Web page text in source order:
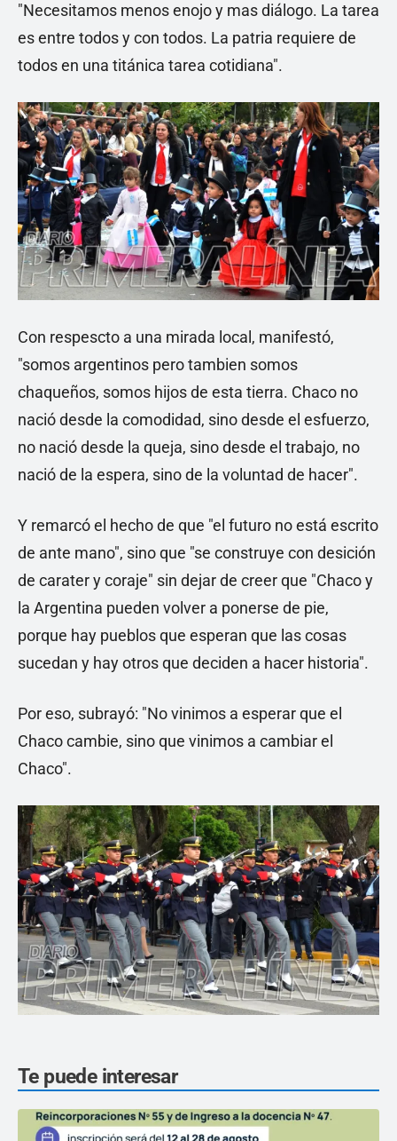
"Necesitamos menos enojo y mas diálogo. La tarea
es entre todos y con todos. La patria requiere de
todos en una titánica tarea cotidiana".
Con respescto a una mirada local, manifestó,
"somos argentinos pero tambien somos
chaqueños, somos hijos de esta tierra. Chaco no
nació desde la comodidad, sino desde el esfuerzo,
no nació desde la queja, sino desde el trabajo, no
nació de la espera, sino de la voluntad de hacer".
Y remarcó el hecho de que "el futuro no está escrito
de ante mano", sino que "se construye con desición
de carater y coraje" sin dejar de creer que "Chaco y
la Argentina pueden volver a ponerse de pie,
porque hay pueblos que esperan que las cosas
sucedan y hay otros que deciden a hacer historia".
Por eso, subrayó: "No vinimos a esperar que el
Chaco cambie, sino que vinimos a cambiar el
Chaco".
Te puede interesar